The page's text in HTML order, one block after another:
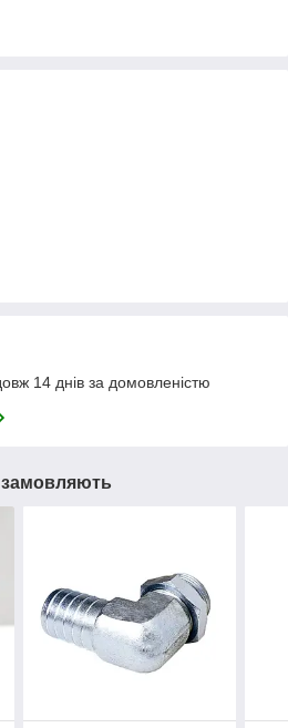
14 днів за домовленістю